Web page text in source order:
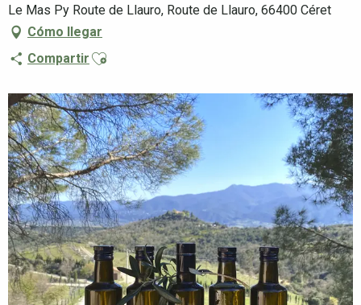
Le Mas Py Route de Llauro, Route de Llauro, 66400 Céret
Cómo llegar
Compartir Ajouter aux favoris